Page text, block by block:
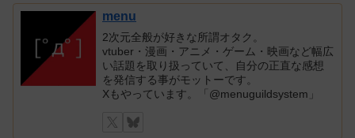
menu
2次元全般が好きな所謂オタク。
vtuber・漫画・アニメ・ゲーム・映画など幅広
い話題を取り扱っていて、自分の正直な感想
を発信する事がモットーです。
Xもやっています。「@menuguildsystem」